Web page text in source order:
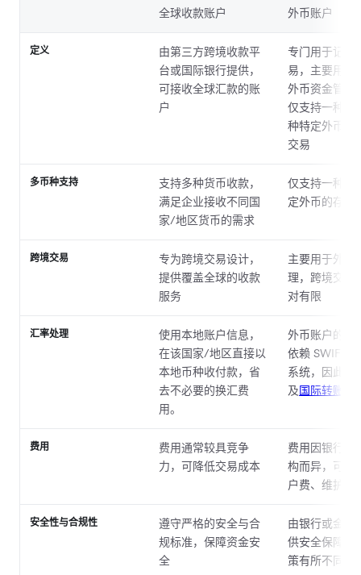
全球收款账户 外币账户
定义
由第三方跨境收款平
台或国际银行提供，
可接收全球汇款的账
户
专门用于记录
易，主要用于
外币资金管理
仅支持一种或
种特定外币的
交易
多币种支持
支持多种货币收款，
满足企业接收不同国
家/地区货币的需求
仅支持一种或
定外币的存储
跨境交易
专为跨境交易设计，
提供覆盖全球的收款
服务
主要用于外币
理，跨境交易
对有限
汇率处理
使用本地账户信息，
在该国家/地区直接以
本地币种收付款，省
去不必要的换汇费
用。
外币账户的跨
依赖 SWIFT
系统，因此可
及国际转账费
费用
费用通常较具竞争
力，可降低交易成本
费用因银行或
构而异，可能
户费、维护费
安全性与合规性
遵守严格的安全与合
规标准，保障资金安
全
由银行或金融
供安全保障，
策有所不同